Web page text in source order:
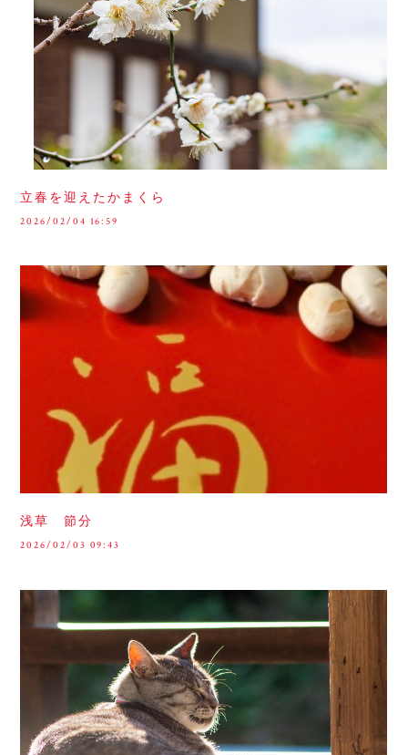
立春を迎えたかまくら
2026/02/04 16:59
浅草 節分
2026/02/03 09:43